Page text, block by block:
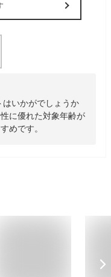
いかがでしょうか
に優れた対象年齢が
めです。